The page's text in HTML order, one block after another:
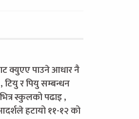
क्युएए पाउने आधार नै
टियु र पियु सम्बन्धन
स्कुलको पढाइ ,
हटायो ११-१२ को